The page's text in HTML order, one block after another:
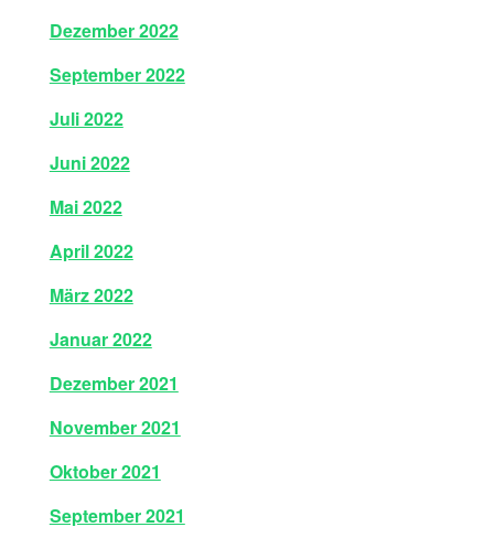
Dezember 2022
September 2022
Juli 2022
Juni 2022
Mai 2022
April 2022
März 2022
Januar 2022
Dezember 2021
November 2021
Oktober 2021
September 2021